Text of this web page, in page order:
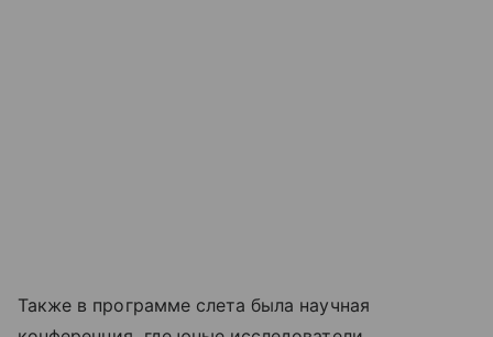
Также в программе слета была научная